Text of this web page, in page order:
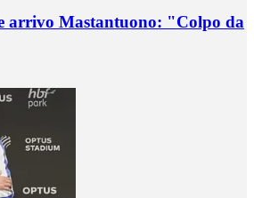
arrivo Mastantuono: "Colpo da